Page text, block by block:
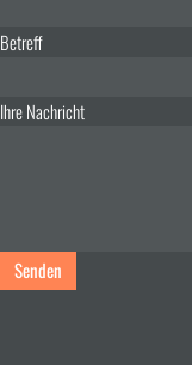
Betreff
Ihre Nachricht